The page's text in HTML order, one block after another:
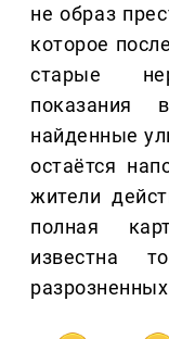
не образ
которое
старые
показания
найденные
остаётся
жители
полная
известна